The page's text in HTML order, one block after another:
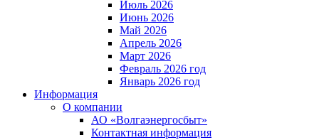
Июль 2026
Июнь 2026
Май 2026
Апрель 2026
Март 2026
Февраль 2026 год
Январь 2026 год
Информация
О компании
АО «Волгаэнергосбыт»
Контактная информация